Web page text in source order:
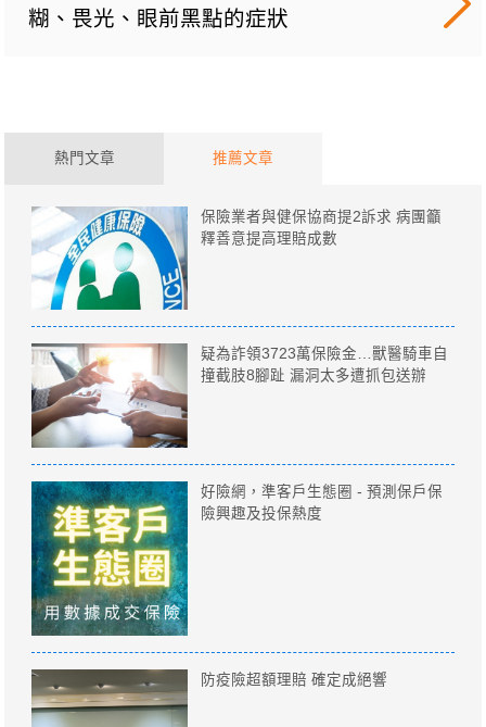
糊、畏光、眼前黑點的症狀
熱門文章 推薦文章
保險業者與健保協商提2訴求 病團籲
釋善意提高理賠成數
疑為詐領3723萬保險金…獸醫騎車自
撞截肢8腳趾 漏洞太多遭抓包送辦
好險網，準客戶生態圈 - 預測保戶保
險興趣及投保熱度
防疫險超額理賠 確定成絕響